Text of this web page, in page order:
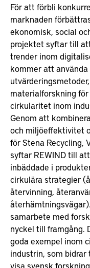
För att förbli
marknaden
ekonomisk, social
projektet syftar till
trender inom
kommer att
materialforskning
cirkularitet inom
Genom att
och miljöeffektivitet
för Stena Recycling,
syftar REWIND till
inbäddade i
cirkulära strategier
återvinning,
samarbete med
nyckel till framgång.
goda exempel inom
industrin, som
visa svensk